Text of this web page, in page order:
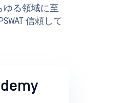
ゆる領域に至
信頼して